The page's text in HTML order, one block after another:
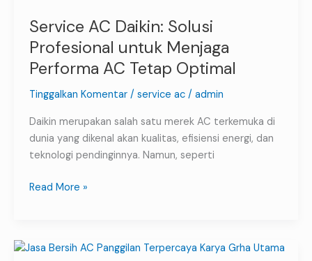
Service AC Daikin: Solusi
Profesional untuk Menjaga
Performa AC Tetap Optimal
Tinggalkan Komentar / service ac/ admin
Daikin merupakan salah satu merek AC terkemuka di
dunia yang dikenal akan kualitas, efisiensi energi, dan
teknologi pendinginnya. Namun, seperti
Daikin:
Solusi
untuk
Menjaga
AC
Tetap
Optimal
Read More »
Jasa